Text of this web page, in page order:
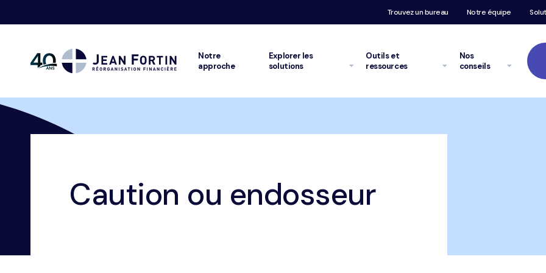
Notre
approche
Explorer les
solutions
Outils et
ressources
Nos
conseils
Trouvez un bureau Notre équipe
Caution ou endosseur